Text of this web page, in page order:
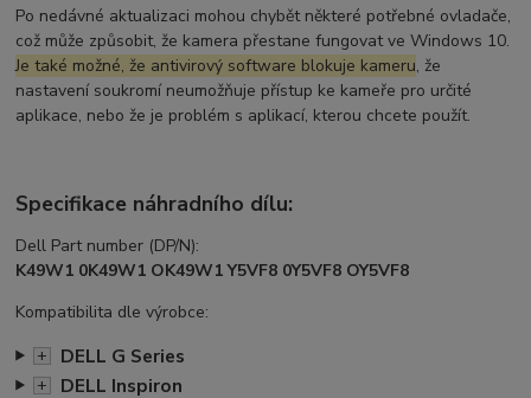
Po nedávné aktualizaci mohou chybět některé potřebné ovladače,
což může způsobit, že kamera přestane fungovat ve Windows 10.
Je také možné, že antivirový software blokuje kameru, že
nastavení soukromí neumožňuje přístup ke kameře pro určité
aplikace, nebo že je problém s aplikací, kterou chcete použít.
Specifikace náhradního dílu:
Dell Part number (DP/N):
K49W1 0K49W1 OK49W1 Y5VF8 0Y5VF8 OY5VF8
Kompatibilita dle výrobce:
+
DELL G Series
+ DELL Inspiron